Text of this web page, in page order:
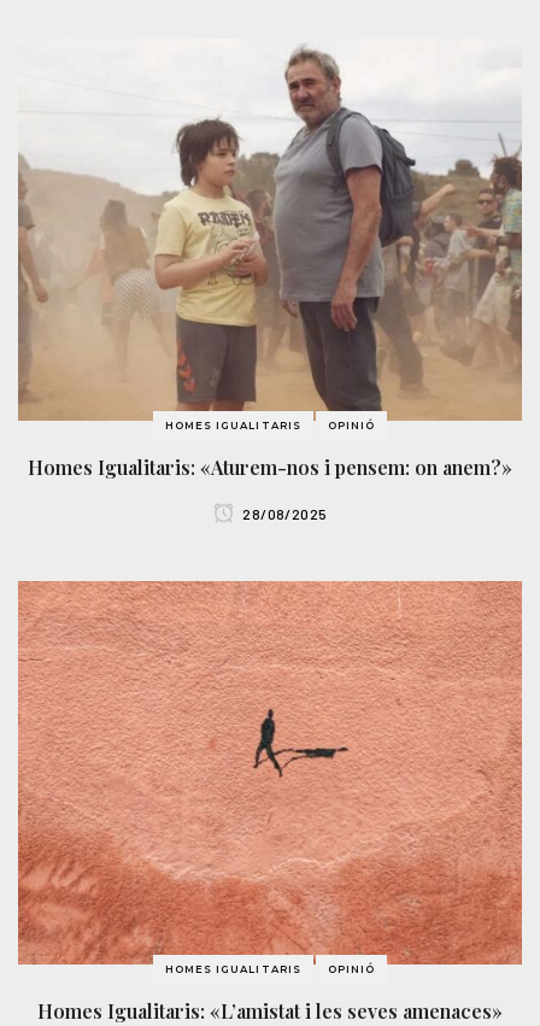
HOMES IGUALITARIS OPINIÓ
Homes Igualitaris: «Aturem-nos i pensem: on anem?»
28/08/2025
HOMES IGUALITARIS OPINIÓ
Homes Igualitaris: «L’amistat i les seves amenaces»